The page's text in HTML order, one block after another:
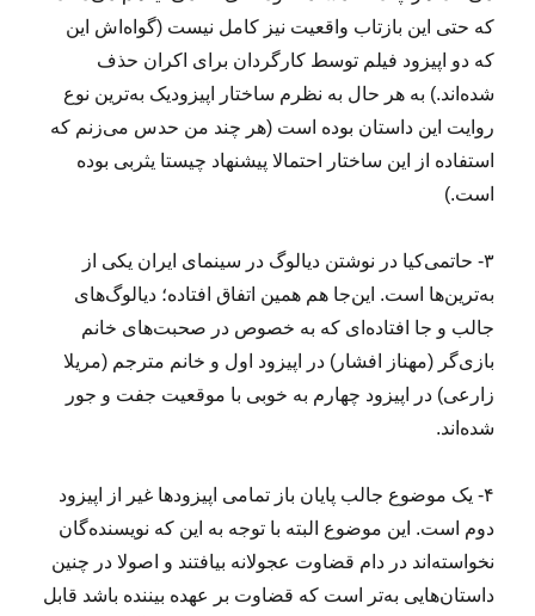
که حتی این بازتاب واقعیت نیز کامل نیست (گواه‌اش این
که دو اپیزود فیلم توسط کارگردان برای اکران حذف
شده‌اند.) به هر حال به نظرم ساختار اپیزودیک به‌ترین نوع
روایت این داستان بوده است (هر چند من حدس می‌زنم که
استفاده از این ساختار احتمالا پیشنهاد چیستا یثربی بوده
است.)
۳- حاتمی‌کیا در نوشتن دیالوگ در سینمای ایران یکی از
به‌ترین‌ها است. این‌جا هم همین اتفاق افتاده؛ دیالوگ‌های
جالب و جا افتاده‌ای که به خصوص در صحبت‌های خانم
بازی‌گر (مهناز افشار) در اپیزود اول و خانم مترجم (مریلا
زارعی) در اپیزود چهارم به خوبی با موقعیت جفت و جور
شده‌اند.
۴- یک موضوع جالب پایان باز تمامی اپیزودها غیر از اپیزود
دوم است. این موضوع البته با توجه به این که نویسنده‌گان
نخواسته‌اند در دام قضاوت عجولانه بیافتند و اصولا در چنین
داستان‌هایی به‌تر است که قضاوت بر عهده بیننده باشد قابل